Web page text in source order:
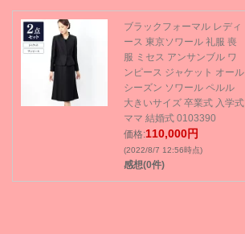
ブラックフォーマル レディ
ース 東京ソワール 礼服 喪
服 ミセス アンサンブル ワ
ンピース ジャケット オール
シーズン ソワール ペルル
大きいサイズ 卒業式 入学式
ママ 結婚式 0103390
価格:110,000円
(2022/8/7 12:56時点)
感想(0件)